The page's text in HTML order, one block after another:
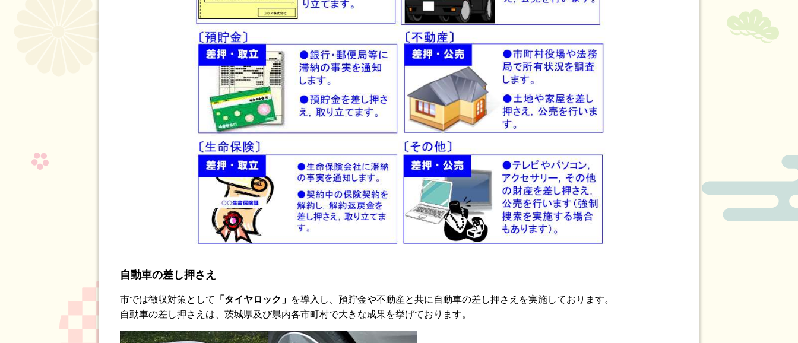
自動車の差し押さえ
市では徴収対策として 「タイヤロック」 を導入し、預貯金や不動産と共に自動車の差し押さえを実施しております。
自動車の差し押さえは、茨城県及び県内各市町村で大きな成果を挙げております。